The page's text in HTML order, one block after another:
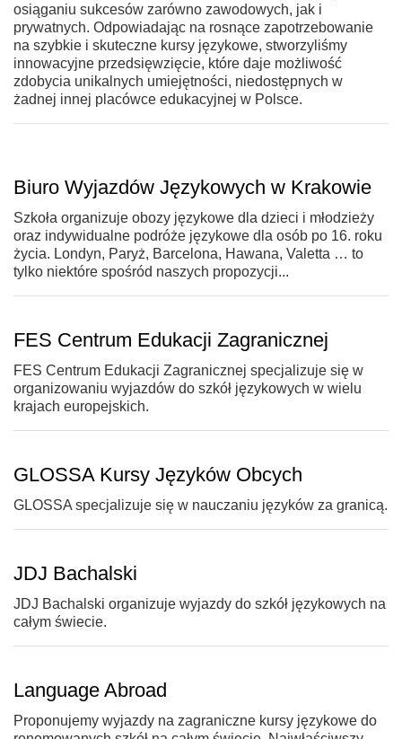
osiąganiu sukcesów zarówno zawodowych, jak i
prywatnych. Odpowiadając na rosnące zapotrzebowanie
na szybkie i skuteczne kursy językowe, stworzyliśmy
innowacyjne przedsięwzięcie, które daje możliwość
zdobycia unikalnych umiejętności, niedostępnych w
żadnej innej placówce edukacyjnej w Polsce.
Biuro Wyjazdów Językowych w Krakowie
Szkoła organizuje obozy językowe dla dzieci i młodzieży
oraz indywidualne podróże językowe dla osób po 16. roku
życia. Londyn, Paryż, Barcelona, Hawana, Valetta … to
tylko niektóre spośród naszych propozycji...
FES Centrum Edukacji Zagranicznej
FES Centrum Edukacji Zagranicznej specjalizuje się w
organizowaniu wyjazdów do szkół językowych w wielu
krajach europejskich.
GLOSSA Kursy Języków Obcych
GLOSSA specjalizuje się w nauczaniu języków za granicą.
JDJ Bachalski
JDJ Bachalski organizuje wyjazdy do szkół językowych na
całym świecie.
Language Abroad
Proponujemy wyjazdy na zagraniczne kursy językowe do